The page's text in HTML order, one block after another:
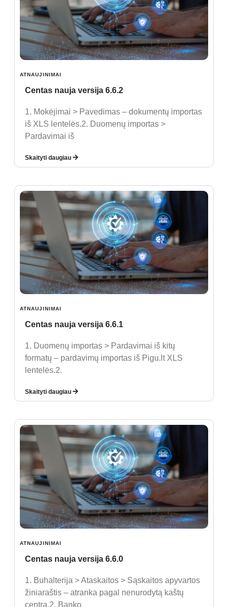
ATNAUJINIMAI
Centas nauja versija 6.6.2
1. Mokėjimai > Pavedimas – dokumentų importas
iš XLS lentelės.2. Duomenų importas >
Pardavimai iš
Skaityti daugiau
ATNAUJINIMAI
Centas nauja versija 6.6.1
1. Duomenų importas > Pardavimai iš kitų
formatų – pardavimų importas iš Pigu.lt XLS
lentelės.2.
Skaityti daugiau
ATNAUJINIMAI
Centas nauja versija 6.6.0
1. Buhalterija > Ataskaitos > Sąskaitos apyvartos
žiniaraštis – atranka pagal nenurodytą kaštų
centrą.2. Banko